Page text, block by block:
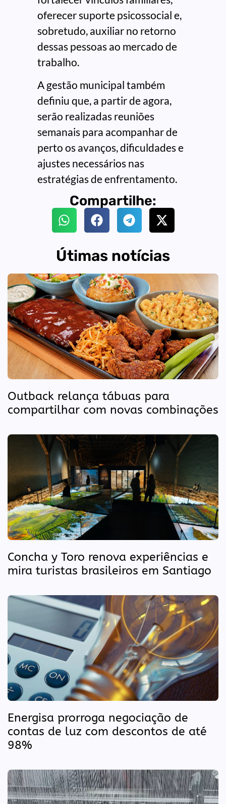
oferecer suporte psicossocial e,
sobretudo, auxiliar no retorno
dessas pessoas ao mercado de
trabalho.
A gestão municipal também
definiu que, a partir de agora,
serão realizadas reuniões
semanais para acompanhar de
perto os avanços, dificuldades e
ajustes necessários nas
estratégias de enfrentamento.
Compartilhe:
Útimas notícias
Outback relança tábuas para
compartilhar com novas combinações
Concha y Toro renova experiências e
mira turistas brasileiros em Santiago
Energisa prorroga negociação de
contas de luz com descontos de até
98%